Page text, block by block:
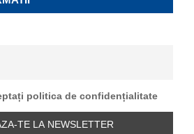
A
H
politica de confidențialitate